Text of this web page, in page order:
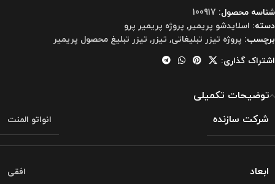
شناسه محصول: 100917
دسته: اسلایدشو پریمیر, پروژه پریمیر پرو
برچسب: پروژه تیزر تبلیغاتی, تیزر, تیزر تبلیغ محصول پریمیر
اشتراک گذاری:
توضیحات تکمیلی
شرکت سازنده
انواتو المنت
ابعاد افقی